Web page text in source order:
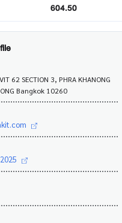
604.50
62 SECTION 3, PHRA KHANONG
Bangkok 10260